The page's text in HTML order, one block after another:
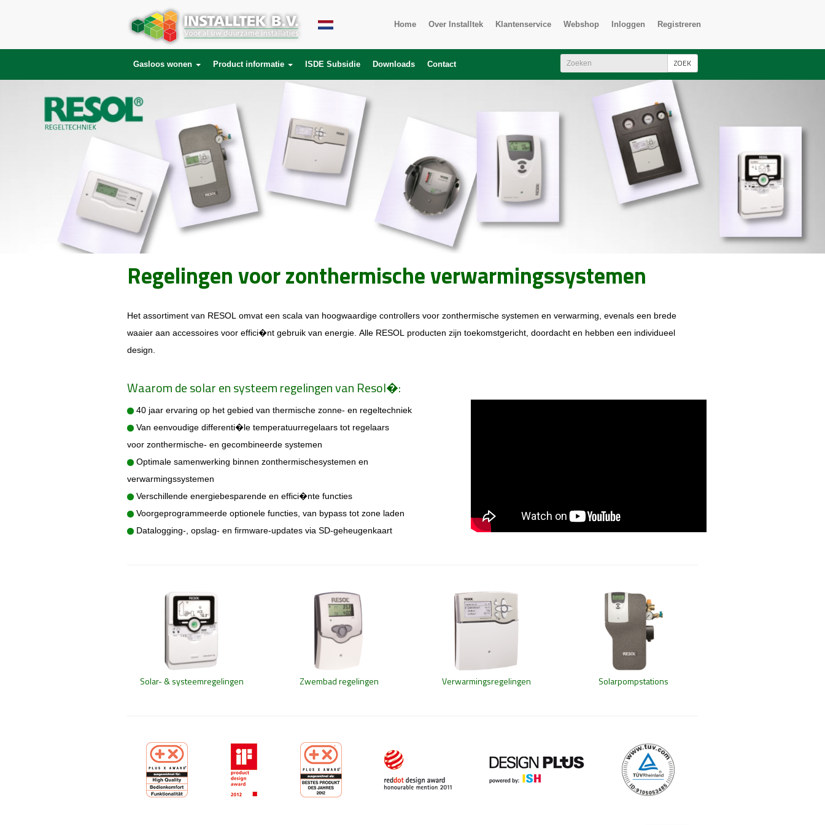
Home Over Installtek Klantenservice Webshop Inloggen Registreren
Gasloos wonen Product informatie ISDE Subsidie Downloads Contact ZOEK
Regelingen voor zonthermische verwarmingssystemen
Het assortiment van RESOL omvat een scala van hoogwaardige controllers voor zonthermische systemen en verwarming, evenals een brede
waaier aan accessoires voor effici�nt gebruik van energie. Alle RESOL producten zijn toekomstgericht, doordacht en hebben een individueel
design
Waarom de solar en systeem regelingen van Resol�:
40 jaar ervaring op het gebied van thermische zonne- en regeltechniek
Van eenvoudige differenti�le temperatuurregelaars tot regelaars
voor zonthermische- en gecombineerde systemen
Optimale samenwerking binnen zonthermischesystemen en
verwarmingssystemen
Verschillende energiebesparende en effici�nte functies
Voorgeprogrammeerde optionele functies, van bypass tot zone laden
Datalogging-, opslag- en firmware-updates via SD-geheugenkaart
Solar- & systeemregelingen Zwembad regelingen Verwarmingsregelingen Solarpompstations